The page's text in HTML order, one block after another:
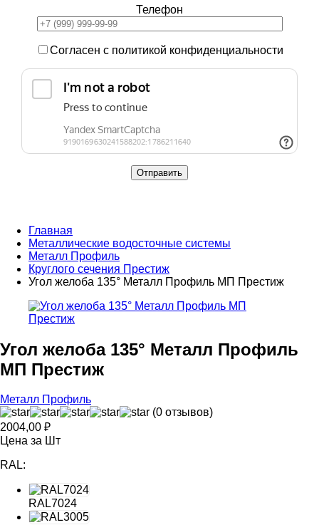
Телефон
Согласен с политикой конфиденциальности
Главная
Металлические водосточные системы
Металл Профиль
Круглого сечения Престиж
Угол желоба 135° Металл Профиль МП Престиж
Угол желоба 135° Металл Профиль
МП Престиж
Металл Профиль
(0 отзывов)
2004,00 ₽
Цена за Шт
RAL:
RAL7024